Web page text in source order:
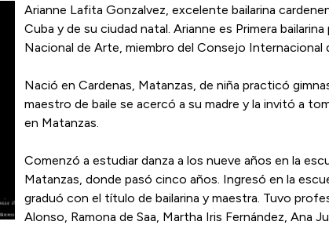
Arianne Lafita Gonzalvez, excelente bailarina
Cuba y de su ciudad natal. Arianne es Primera
Nacional de Arte, miembro del Consejo Internacional
Nació en Cardenas, Matanzas, de niña practicó
maestro de baile se acercó a su madre y la invitó a
en Matanzas.
Comenzó a estudiar danza a los nueve años en la
Matanzas, donde pasó cinco años. Ingresó en la
graduó con el título de bailarina y maestra. Tuvo
Alonso, Ramona de Saa, Martha Iris Fernández, Ana